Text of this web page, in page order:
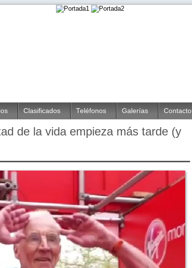
Clasificados Teléfonos Galerías Contacto
de la vida empieza más tarde (y